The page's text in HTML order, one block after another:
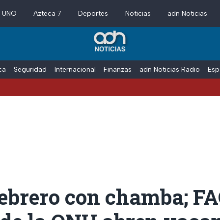
Azteca 7 Deportes Noticias adn Noticias
Seguridad Internacional Finanzas adn Noticias Radio
con chamba;